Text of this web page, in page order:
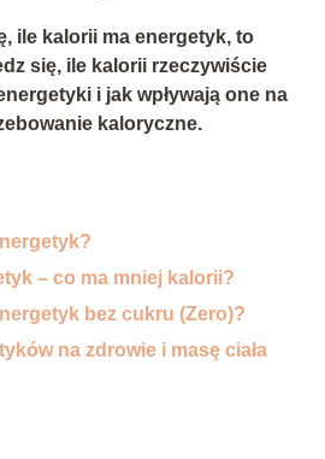
ile kalorii ma energetyk, to
się, ile kalorii rzeczywiście
i jak wpływają one na
kaloryczne.
– co ma mniej kalorii?
bez cukru (Zero)?
na zdrowie i masę ciała